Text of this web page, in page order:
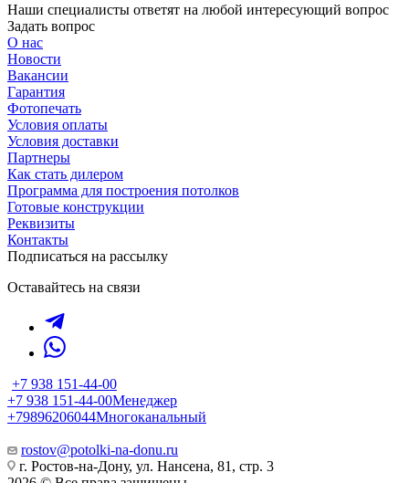
Наши специалисты ответят на любой интересующий вопрос
Задать вопрос
О нас
Новости
Вакансии
Гарантия
Фотопечать
Условия оплаты
Условия доставки
Партнеры
Как стать дилером
Программа для построения потолков
Готовые конструкции
Реквизиты
Контакты
Подписаться на рассылку
Оставайтесь на связи
+7 938 151-44-00
+7 938 151-44-00Менеджер
+79896206044Многоканальный
rostov@potolki-na-donu.ru
г. Ростов-на-Дону, ул. Нансена, 81, стр. 3